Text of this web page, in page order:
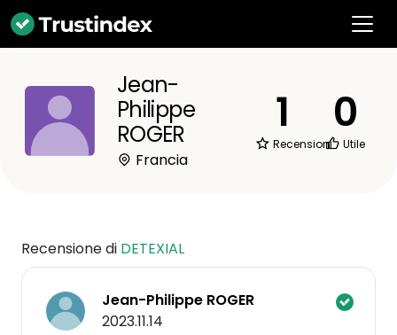
Jean-
Philippe
ROGER
Francia
1
Recensioni
0
Utile
Recensione di DETEXIAL
Jean-Philippe ROGER
2023.11.14